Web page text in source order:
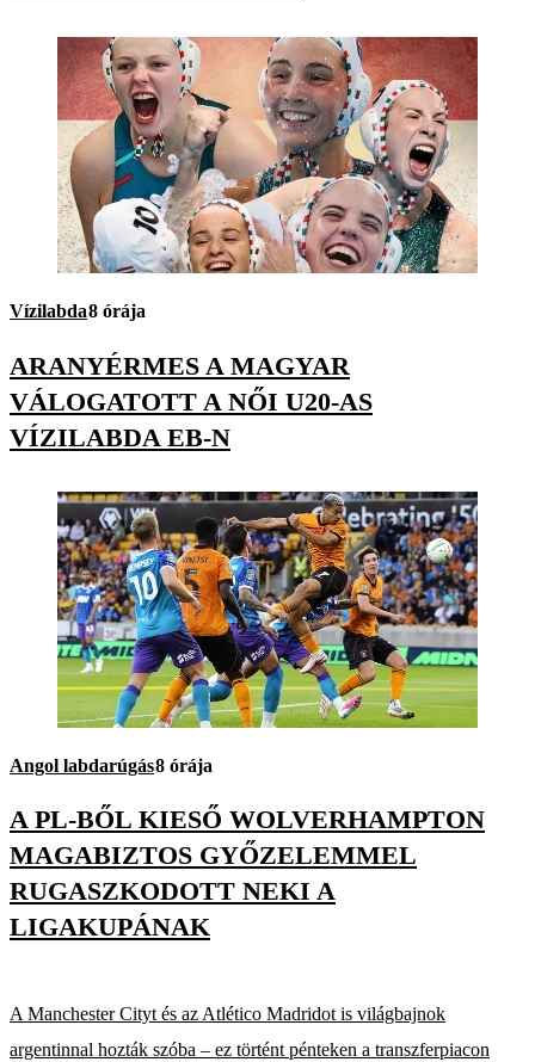
Vízilabda8 órája
ARANYÉRMES A MAGYAR
VÁLOGATOTT A NŐI U20-AS
VÍZILABDA EB-N
Angol labdarúgás8 órája
A PL-BŐL KIESŐ WOLVERHAMPTON
MAGABIZTOS GYŐZELEMMEL
RUGASZKODOTT NEKI A
LIGAKUPÁNAK
A Manchester Cityt és az Atlético Madridot is világbajnok
argentinnal hozták szóba – ez történt pénteken a transzferpiacon